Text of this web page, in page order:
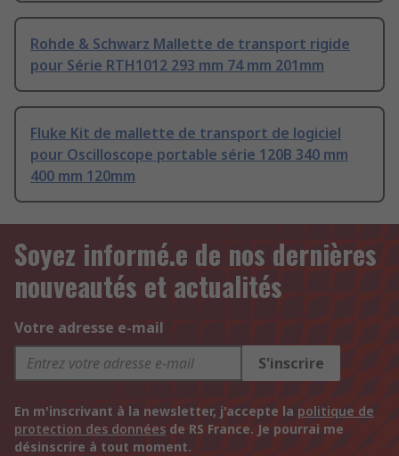
Rohde & Schwarz Mallette de transport rigide
pour Série RTH1012 293 mm 74 mm 201mm
Fluke Kit de mallette de transport de logiciel
pour Oscilloscope portable série 120B 340 mm
400 mm 120mm
Soyez informé.e de nos dernières
nouveautés et actualités
Votre adresse e-mail
S'inscrire
En m'inscrivant à la newsletter, j'accepte la politique de
protection des données de RS France. Je pourrai me
désinscrire à tout moment.